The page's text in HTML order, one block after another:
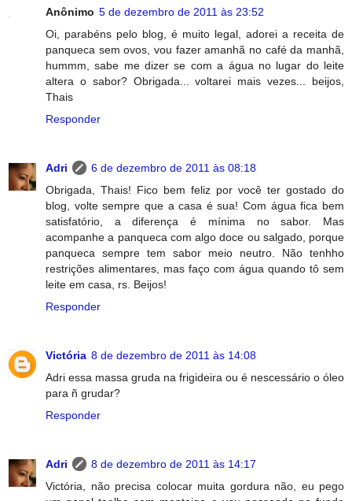
Anônimo 5 de dezembro de 2011 às 23:52
Oi, parabéns pelo blog, é muito legal, adorei a receita de
panqueca sem ovos, vou fazer amanhã no café da manhã,
hummm, sabe me dizer se com a água no lugar do leite
altera o sabor? Obrigada... voltarei mais vezes... beijos,
Thais
Responder
Adri
6 de dezembro de 2011 às 08:18
Obrigada, Thais! Fico bem feliz por você ter gostado do
blog, volte sempre que a casa é sua! Com água fica bem
satisfatório, a diferença é mínima no sabor. Mas
acompanhe a panqueca com algo doce ou salgado, porque
panqueca sempre tem sabor meio neutro. Não tenhho
restrições alimentares, mas faço com água quando tô sem
leite em casa, rs. Beijos!
Responder
Victória 8 de dezembro de 2011 às 14:08
Adri essa massa gruda na frigideira ou é nescessário o óleo
para ñ grudar?
Responder
Adri
8 de dezembro de 2011 às 14:17
Victória, não precisa colocar muita gordura não, eu pego